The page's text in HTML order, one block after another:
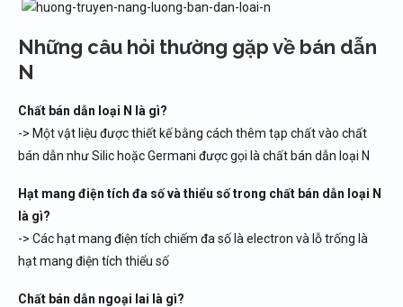
Những câu hỏi thường gặp về bán dẫn
N
Chất bán dẫn loại N là gì?
-> Một vật liệu được thiết kế bằng cách thêm tạp chất vào chất
bán dẫn như Silic hoặc Germani được gọi là chất bán dẫn loại N
Hạt mang điện tích đa số và thiểu số trong chất bán dẫn loại N
là gì?
-> Các hạt mang điện tích chiếm đa số là electron và lỗ trống là
hạt mang điện tích thiểu số
Chất bán dẫn ngoại lai là gì?